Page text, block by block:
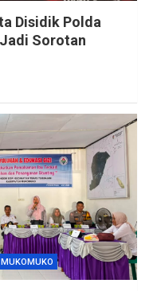
Disidik Polda
Sorotan
MUKOMUKO